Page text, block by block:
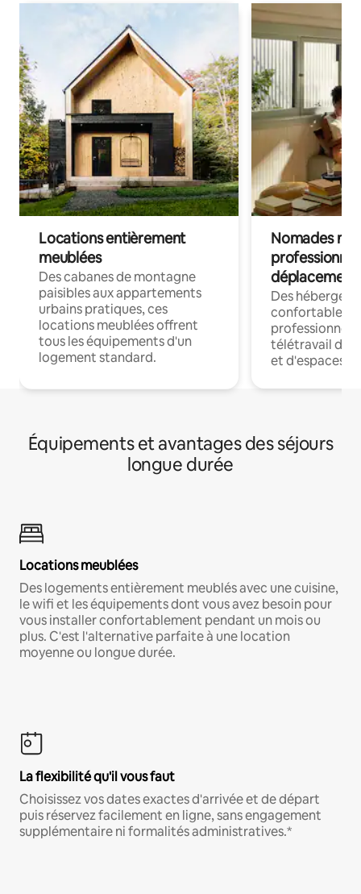
Locations entièrement
meublées
Des cabanes de montagne
paisibles aux appartements
urbains pratiques, ces
locations meublées offrent
tous les équipements d'un
logement standard.
Nomades
déplacement
Des
confortables
professionnels
télétravail
et d'espaces
Équipements et avantages des séjours
longue durée
Locations meublées
Des logements entièrement meublés avec une cuisine,
le wifi et les équipements dont vous avez besoin pour
vous installer confortablement pendant un mois ou
plus. C'est l'alternative parfaite à une location
moyenne ou longue durée.
La flexibilité qu'il vous faut
Choisissez vos dates exactes d'arrivée et de départ
puis réservez facilement en ligne, sans engagement
supplémentaire ni formalités administratives.*